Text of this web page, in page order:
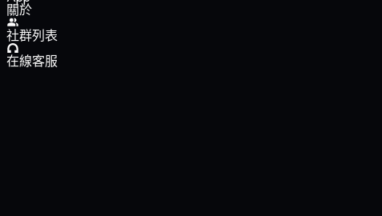
關於
社群列表
在線客服